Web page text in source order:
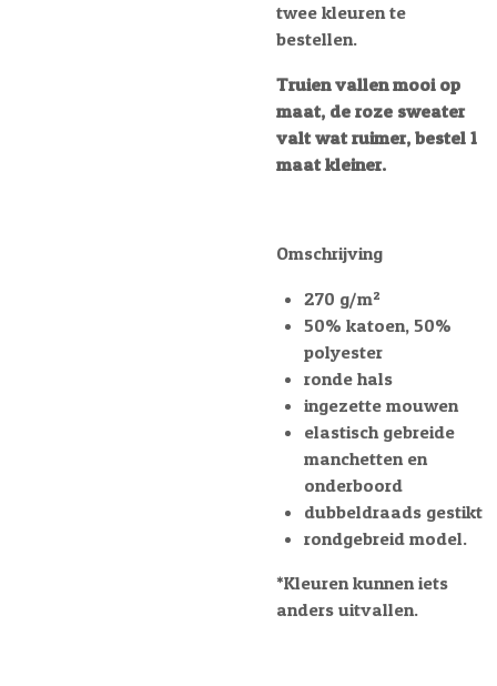
twee kleuren te
bestellen.
Truien vallen mooi op
maat, de roze sweater
valt wat ruimer, bestel 1
maat kleiner.
Omschrijving
270 g/m²
50% katoen, 50%
polyester
ronde hals
ingezette mouwen
elastisch gebreide
manchetten en
onderboord
dubbeldraads gestikt
rondgebreid model.
*Kleuren kunnen iets
anders uitvallen.